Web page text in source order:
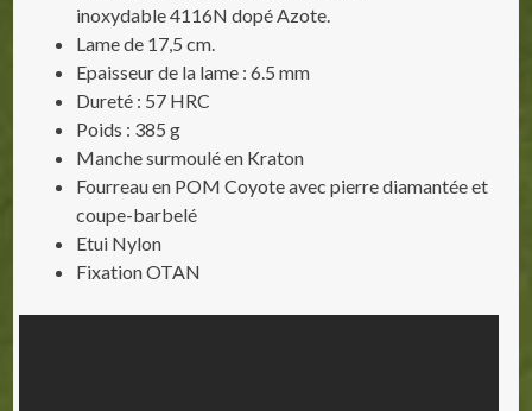
inoxydable 4116N dopé Azote.
Lame de 17,5 cm.
Epaisseur de la lame : 6.5 mm
Dureté : 57 HRC
Poids : 385 g
Manche surmoulé en Kraton
Fourreau en POM Coyote avec pierre diamantée et
coupe-barbelé
Etui Nylon
Fixation OTAN